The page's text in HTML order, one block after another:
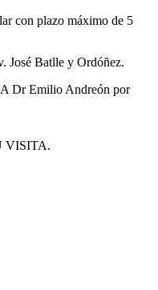
con plazo máximo de 5
José Batlle y Ordóñez.
Dr Emilio Andreón por
VISITA.